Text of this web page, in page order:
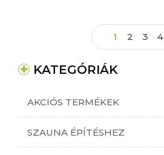
1 2 3 4
KATEGÓRIÁK
AKCIÓS TERMÉKEK
SZAUNA ÉPÍTÉSHEZ